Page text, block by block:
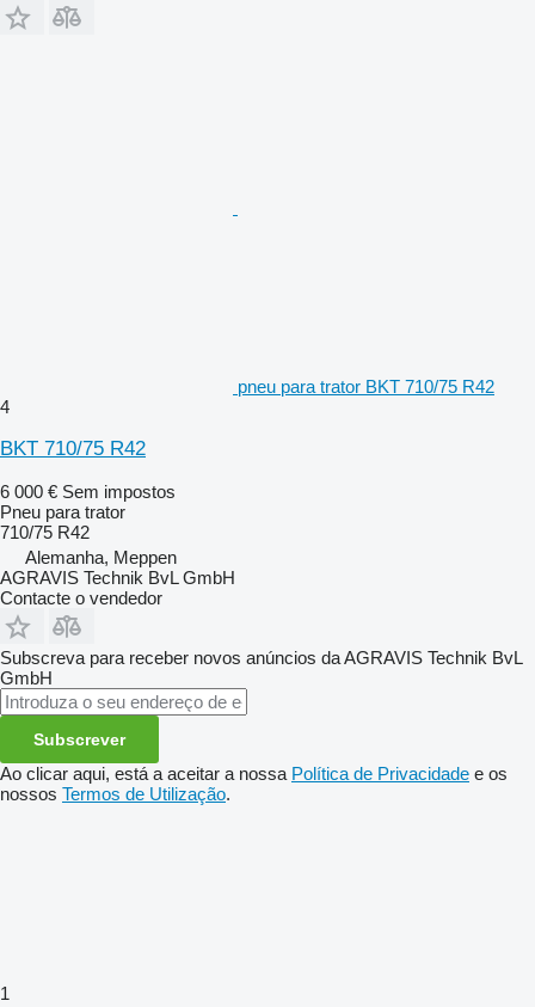
pneu para trator BKT 710/75 R42
4
BKT 710/75 R42
6 000 € Sem impostos
Pneu para trator
710/75 R42
Alemanha, Meppen
AGRAVIS Technik BvL GmbH
Contacte o vendedor
Subscreva para receber novos anúncios da AGRAVIS Technik BvL
GmbH
Subscrever
Ao clicar aqui, está a aceitar a nossa Política de Privacidade e os
nossos Termos de Utilização.
1